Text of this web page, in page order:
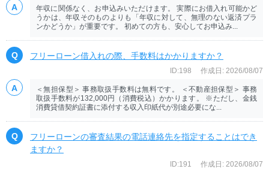
年収に関係なく、お申込みいただけます。 実際にお借入れ可能かど
うかは、年収そのものよりも「年収に対して、無理のない返済プラ
ンかどうか」が重要です。 初めての方も、安心してお申込み...
フリーローン借入れの際、手数料はかかりますか？
ID:198 作成日: 2026/08/07
＜無担保型＞ 事務取扱手数料は無料です。 ＜不動産担保型＞ 事務
取扱手数料が132,000円（消費税込）かかります。 ※ただし、金銭
消費貸借契約証書に添付する収入印紙代が別途必要にな...
フリーローンの審査結果の電話連絡先を指定することはでき
ますか？
ID:191 作成日: 2026/08/07